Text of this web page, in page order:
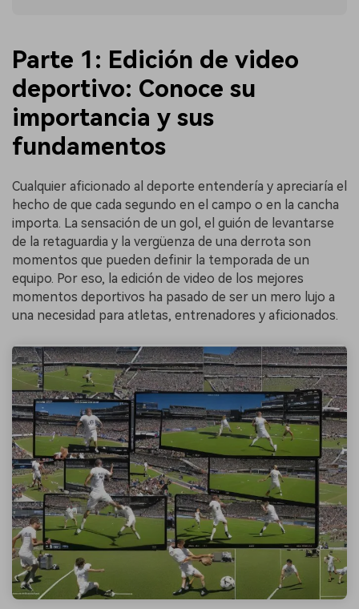
Parte 1: Edición de video
deportivo: Conoce su
importancia y sus
fundamentos
Cualquier aficionado al deporte entendería y apreciaría el
hecho de que cada segundo en el campo o en la cancha
importa. La sensación de un gol, el guión de levantarse
de la retaguardia y la vergüenza de una derrota son
momentos que pueden definir la temporada de un
equipo. Por eso, la edición de video de los mejores
momentos deportivos ha pasado de ser un mero lujo a
una necesidad para atletas, entrenadores y aficionados.